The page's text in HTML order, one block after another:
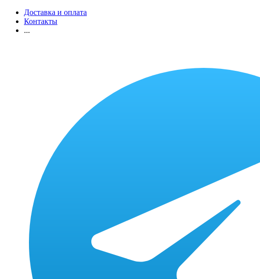
Доставка и оплата
Контакты
...